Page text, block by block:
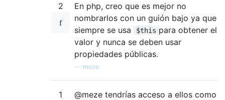
2
En php, creo que es mejor no
nombrarlos con un guión bajo ya que
siempre se usa
$this para obtener el
valor y nunca se deben usar
propiedades públicas.
meze
1 @meze tendrías acceso a ellos como